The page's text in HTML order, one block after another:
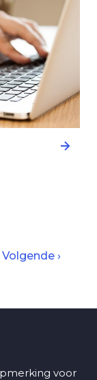
Volgende
Volgende ›
voor